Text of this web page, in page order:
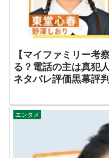
【マイファミリー考
る？電話の主は真犯
ネタバレ評価黒幕評
エンタメ